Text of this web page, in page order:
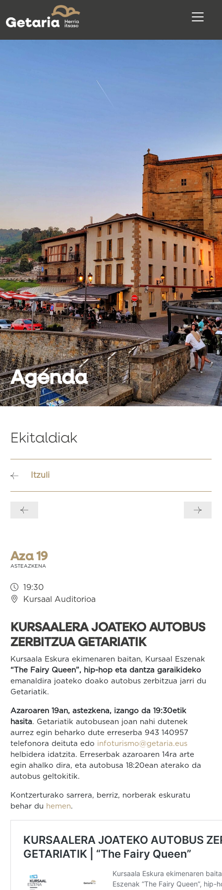
Agenda
Ekitaldiak
Itzuli
zehar
Aza 19
ASTEAZKENA
19:30
Kursaal Auditorioa
KURSAALERA JOATEKO AUTOBUS
ZERBITZUA GETARIATIK
Kursaala Eskura ekimenaren baitan, Kursaal Eszenak
“The Fairy Queen”, hip-hop eta dantza garaikideko
emanaldira joateko doako autobus zerbitzua jarri du
Getariatik.
Azaroaren 19an, astezkena, izango da 19:30etik
hasita. Getariatik autobusean joan nahi dutenek
aurrez egin beharko dute erreserba 943 140957
telefonora deituta edo infoturismo@getaria.eus
helbidera idatzita. Erreserbak azaroaren 14ra arte
egin ahalko dira, eta autobusa 18:20ean aterako da
autobus geltokitik.
Kontzerturako sarrera, berriz, norberak eskuratu
behar du hemen.